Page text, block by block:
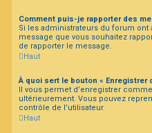
Comment puis-je rapporter des
Si les administrateurs du forum
message que vous souhaitez
de rapporter le message.
Haut
À quoi sert le bouton « Enregistrer
Il vous permet d’enregistrer
ultérieurement. Vous pouvez
contrôle de l’utilisateur.
Haut